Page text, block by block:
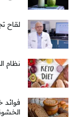
لقاح
نظام
فوائد